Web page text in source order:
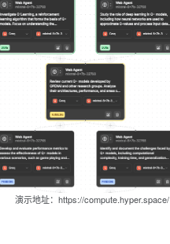
演示地址：https://compute.hyper.space/